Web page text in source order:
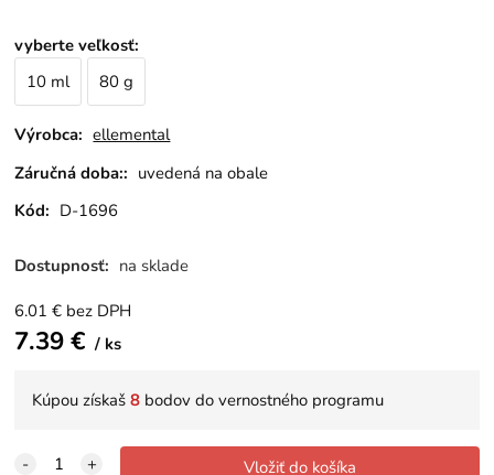
vyberte veľkosť:
10 ml
80 g
Výrobca: ellemental
Záručná doba:: uvedená na obale
Kód: D-1696
Dostupnosť: na sklade
6.01 € bez DPH
7.39€ ks
Kúpou získaš8 bodov do vernostného programu